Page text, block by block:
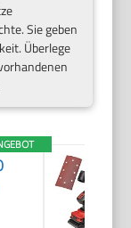
Sie geben
Überlege